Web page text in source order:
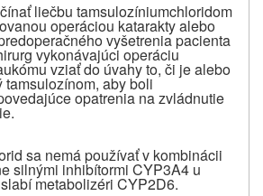
liečbu tamsulozíniumchloridom
operáciou katarakty alebo
vyšetrenia pacienta
vykonávajúci operáciu
vziať do úvahy to, či je alebo
aby boli
opatrenia na zvládnutie
sa nemá používať v kombinácii
silnými inhibítormi CYP3A4 u
metabolizéri CYP2D6.